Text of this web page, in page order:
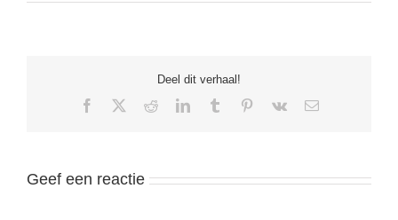
Deel dit verhaal!
Facebook RedditLinkedInTumblr Pinterest
Vk Email
Geef een reactie